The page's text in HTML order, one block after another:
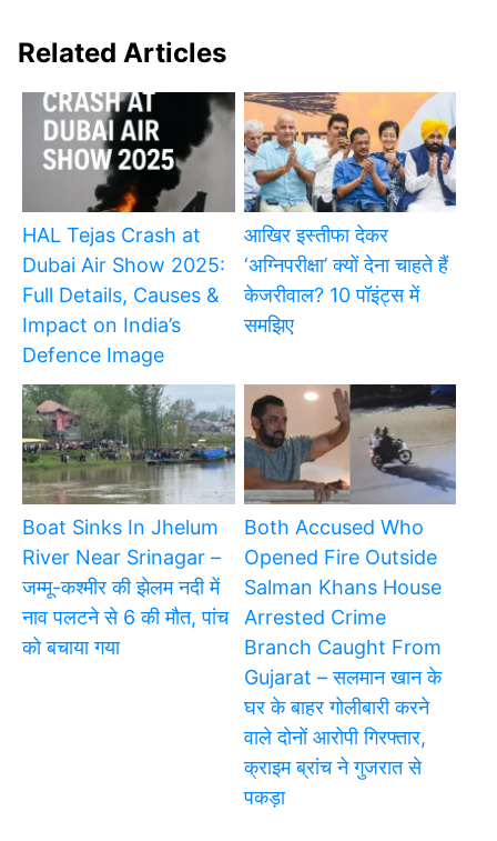
Related Articles
HAL Tejas Crash at
Dubai Air Show 2025:
Full Details, Causes &
Impact on India’s
Defence Image
आखिर इस्तीफा देकर
‘अग्निपरीक्षा’ क्यों देना चाहते हैं
केजरीवाल? 10 पॉइंट्स में
समझिए
Boat Sinks In Jhelum
River Near Srinagar –
जम्मू-कश्मीर की झेलम नदी में
नाव पलटने से 6 की मौत, पांच
को बचाया गया
Both Accused Who
Opened Fire Outside
Salman Khans House
Arrested Crime
Branch Caught From
Gujarat – सलमान खान के
घर के बाहर गोलीबारी करने
वाले दोनों आरोपी गिरफ्तार,
क्राइम ब्रांच ने गुजरात से
पकड़ा